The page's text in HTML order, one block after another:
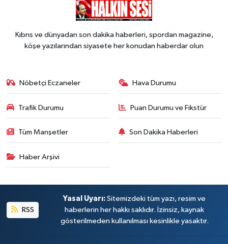
Kıbrıs ve dünyadan son dakika haberleri, spordan magazine,
köşe yazılarından siyasete her konudan haberdar olun
Nöbetçi Eczaneler Hava Durumu
Trafik Durumu Puan Durumu ve Fikstür
Tüm Manşetler Son Dakika Haberleri
Haber Arşivi
RSS
Yasal Uyarı: Sitemizdeki tüm yazı, resim ve
haberlerin her hakkı saklıdır. İzinsiz, kaynak
gösterilmeden kullanılması kesinlikle yasaktır.